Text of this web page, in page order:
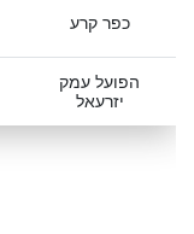
כפר קרע
הפועל עמק
יזרעאל